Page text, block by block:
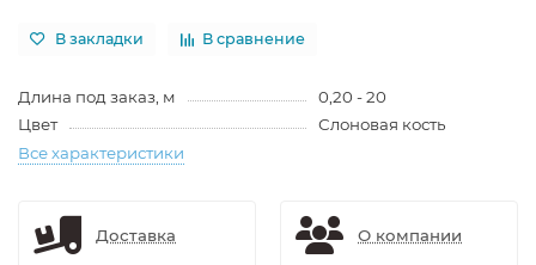
В закладки В сравнение
Длина под заказ, м
0,20 - 20
Цвет
Слоновая кость
Все характеристики
Доставка О компании